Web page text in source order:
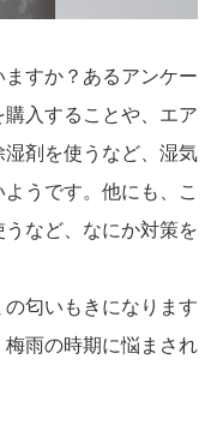
すか？あるアンケー
購入することや、エア
剤を使うなど、湿気
うです。他にも、こ
など、なにか対策を
匂いもきになります
雨の時期に悩まされ